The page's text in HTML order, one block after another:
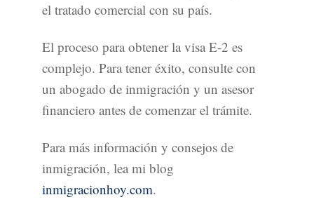
el tratado comercial con su país.
El proceso para obtener la visa E-2 es
complejo. Para tener éxito, consulte con
un abogado de inmigración y un asesor
financiero antes de comenzar el trámite.
Para más información y consejos de
inmigración, lea mi blog
inmigracionhoy.com.